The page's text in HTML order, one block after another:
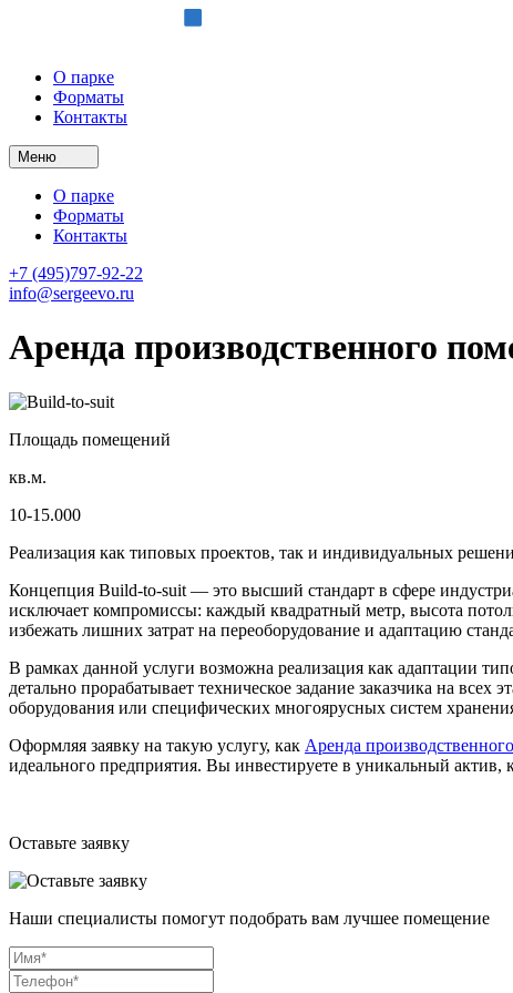
О парке
Форматы
Контакты
Меню
О парке
Форматы
Контакты
+7 (495)797-92-22
info@sergeevo.ru
Аренда производственного
Площадь помещений
кв.м.
10-15.000
Реализация как типовых проектов, так и индивидуальных
Концепция Build-to-suit — это высший стандарт в сфере
исключает компромиссы: каждый квадратный метр, высота
избежать лишних затрат на переоборудование и адаптацию
В рамках данной услуги возможна реализация как адаптации
детально прорабатывает техническое задание заказчика на
оборудования или специфических многоярусных систем
Оформляя заявку на такую услугу, как Аренда
идеального предприятия. Вы инвестируете в уникальный
Оставьте заявку
Наши специалисты помогут подобрать вам лучшее помещение